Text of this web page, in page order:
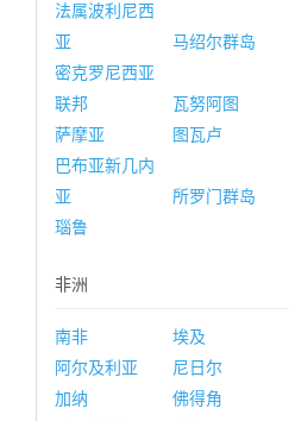
法属波利尼西
亚
马绍尔群岛
密克罗尼西亚
联邦
瓦努阿图
萨摩亚
图瓦卢
巴布亚新几内
亚
所罗门群岛
瑙鲁
非洲
南非 埃及
阿尔及利亚
尼日尔
加纳
佛得角